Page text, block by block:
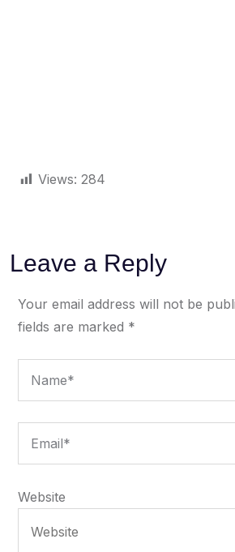
Views: 284
Leave a Reply
Your email address will not be
fields are marked *
Website